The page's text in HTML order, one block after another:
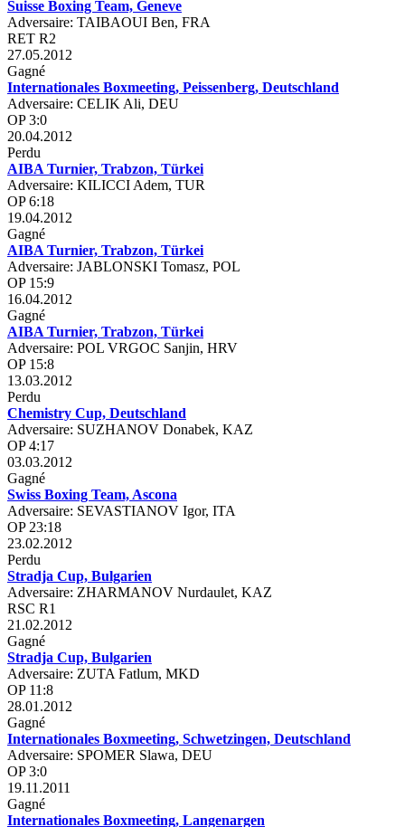
Suisse Boxing Team, Geneve
Adversaire: TAIBAOUI Ben, FRA
RET R2
27.05.2012
Gagné
Internationales Boxmeeting, Peissenberg, Deutschland
Adversaire: CELIK Ali, DEU
OP 3:0
20.04.2012
Perdu
AIBA Turnier, Trabzon, Türkei
Adversaire: KILICCI Adem, TUR
OP 6:18
19.04.2012
Gagné
AIBA Turnier, Trabzon, Türkei
Adversaire: JABLONSKI Tomasz, POL
OP 15:9
16.04.2012
Gagné
AIBA Turnier, Trabzon, Türkei
Adversaire: POL VRGOC Sanjin, HRV
OP 15:8
13.03.2012
Perdu
Chemistry Cup, Deutschland
Adversaire: SUZHANOV Donabek, KAZ
OP 4:17
03.03.2012
Gagné
Swiss Boxing Team, Ascona
Adversaire: SEVASTIANOV Igor, ITA
OP 23:18
23.02.2012
Perdu
Stradja Cup, Bulgarien
Adversaire: ZHARMANOV Nurdaulet, KAZ
RSC R1
21.02.2012
Gagné
Stradja Cup, Bulgarien
Adversaire: ZUTA Fatlum, MKD
OP 11:8
28.01.2012
Gagné
Internationales Boxmeeting, Schwetzingen, Deutschland
Adversaire: SPOMER Slawa, DEU
OP 3:0
19.11.2011
Gagné
Internationales Boxmeeting, Langenargen